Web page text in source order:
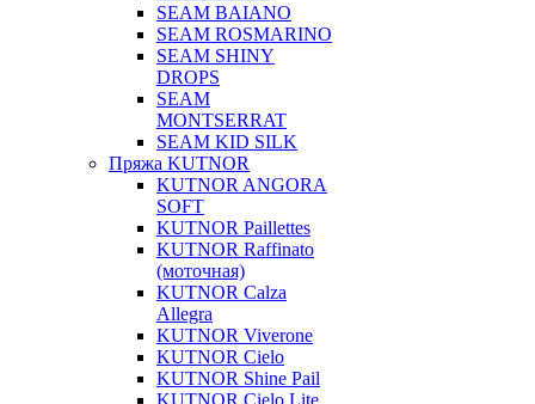
SEAM BAIANO
SEAM ROSMARINO
SEAM SHINY
DROPS
SEAM
MONTSERRAT
SEAM KID SILK
Пряжа KUTNOR
KUTNOR ANGORA
SOFT
KUTNOR Paillettes
KUTNOR Raffinato
(моточная)
KUTNOR Calza
Allegra
KUTNOR Viverone
KUTNOR Cielo
KUTNOR Shine Pail
KUTNOR Cielo Lite